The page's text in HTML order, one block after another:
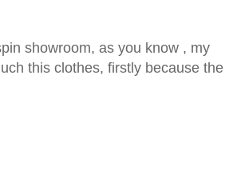
showroom, as you know , my
this clothes, firstly because the